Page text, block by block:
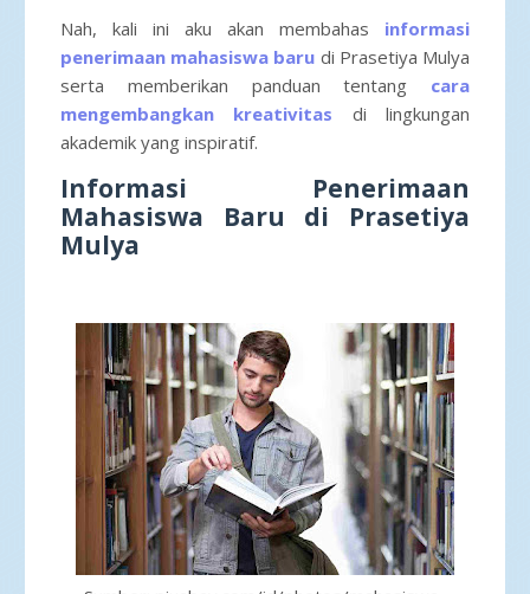
Nah, kali ini aku akan membahas informasi
penerimaan mahasiswa baru di Prasetiya Mulya
serta memberikan panduan tentang cara
mengembangkan kreativitas di lingkungan
akademik yang inspiratif.
Informasi Penerimaan
Mahasiswa Baru di Prasetiya
Mulya